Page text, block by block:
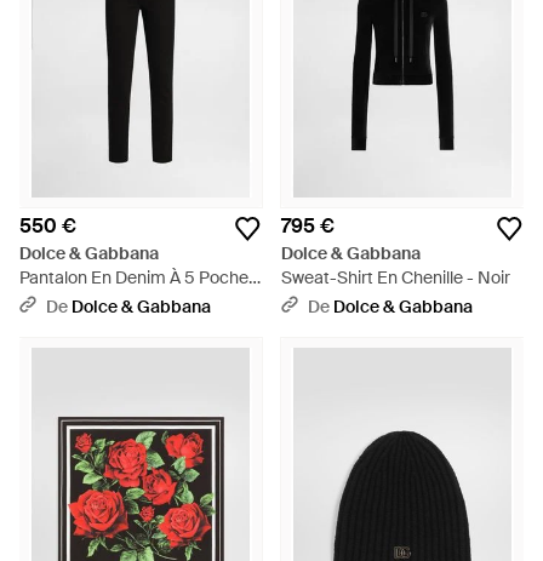
550 €
Dolce & Gabbana
Pantalon En Denim À 5 Poches
- Noir
De Dolce & Gabbana
795 €
Dolce & Gabbana
Sweat-Shirt En Chenille - Noir
De Dolce & Gabbana